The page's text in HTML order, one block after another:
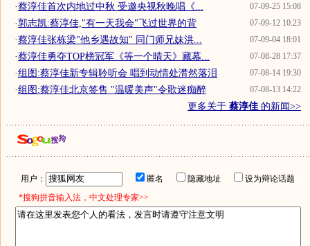
07-09-25 15:08
·蔡淳佳首次内地过中秋 受邀央视秋晚唱《...
07-09-12 10:23
·郭志凯:蔡淳佳,"有一天我会"飞过世界的背
07-09-04 18:01
·蔡淳佳张栋梁"他乡遇故知" 同门师兄妹洪...
07-08-28 17:37
·蔡淳佳勇夺TOP榜冠军《等一个晴天》藏幕...
07-08-14 19:30
·组图:蔡淳佳新专辑聆听会 唱到动情处潸然落泪
07-08-13 14:22
·组图:蔡淳佳北京签售 "温暖美声"令歌迷痴醉
更多关于 蔡淳佳 的新闻>>
用户： 匿名 隐藏地址
设为辩论话题
*搜狗拼音输入法，中文处理专家>>